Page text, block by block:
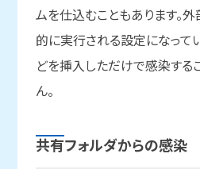
ムを仕込むこともあります。
的に実行される設定になって
どを挿入しただけで感染する
ん。
共有フォルダからの感染